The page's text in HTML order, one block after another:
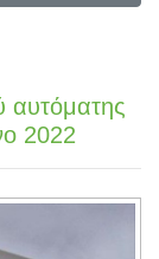
αυτόματης
2022